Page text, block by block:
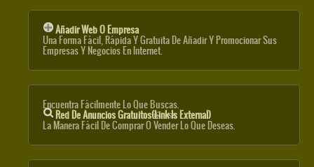
Añadir Web O Empresa
Una Forma Fácil, Rápida Y Gratuita De Añadir Y Promocionar Sus
Empresas Y Negocios En Internet.
Encuentra Fácilmente Lo Que Buscas.
Red De Anuncios Gratuitos(link Is External)
La Manera Fácil De Comprar O Vender Lo Que Deseas.